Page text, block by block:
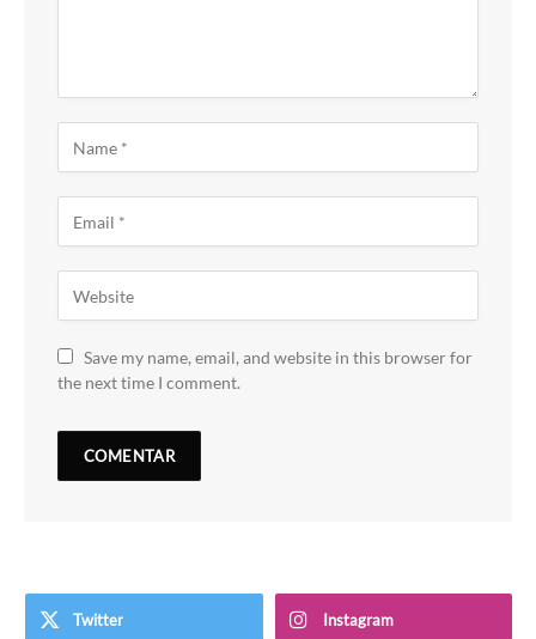
Save my name, email, and website in this browser for
the next time I comment.
Twitter Instagram